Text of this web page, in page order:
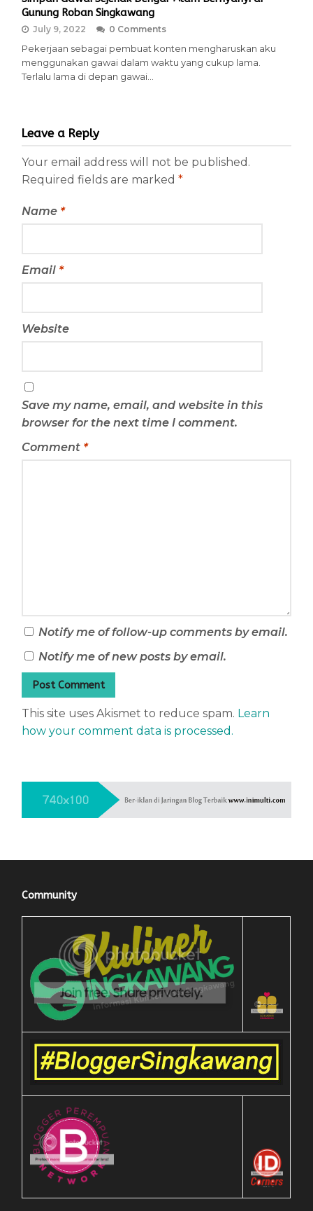
Gunung Roban Singkawang
July 9, 2022 0 Comments
Pekerjaan sebagai pembuat konten mengharuskan aku
menggunakan gawai dalam waktu yang cukup lama.
Terlalu lama di depan gawai…
Leave a Reply
Your email address will not be published.
Required fields are marked*
Name *
Email *
Website
Save my name, email, and website in this
browser for the next time I comment.
Comment *
Notify me of follow-up comments by email.
Notify me of new posts by email.
This site uses Akismet to reduce spam. Learn
how your comment data is processed.
Community